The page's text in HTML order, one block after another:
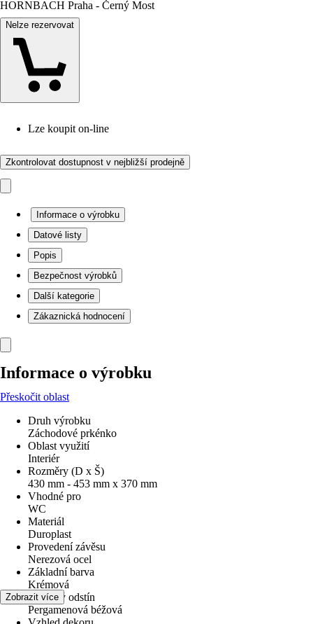
HORNBACH Praha - Černý Most
Nelze rezervovat
Lze koupit on-line
Zkontrolovat dostupnost v nejbližší prodejně
Informace o výrobku
Datové listy
Popis
Bezpečnost výrobků
Další kategorie
Zákaznická hodnocení
Informace o výrobku
Přeskočit oblast
Druh výrobku
Záchodové prkénko
Oblast využití
Interiér
Rozměry (D x Š)
430 mm - 453 mm x 370 mm
Vhodné pro
WC
Materiál
Duroplast
Provedení závěsu
Nerezová ocel
Základní barva
Krémová
Barevný odstín
Pergamenová béžová
Zobrazit více